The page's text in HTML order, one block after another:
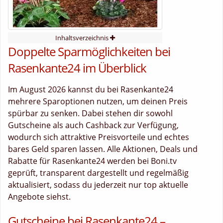
Inhaltsverzeichnis
Doppelte Sparmöglichkeiten bei
Rasenkante24 im Überblick
Im August 2026 kannst du bei Rasenkante24
mehrere Sparoptionen nutzen, um deinen Preis
spürbar zu senken. Dabei stehen dir sowohl
Gutscheine als auch Cashback zur Verfügung,
wodurch sich attraktive Preisvorteile und echtes
bares Geld sparen lassen. Alle Aktionen, Deals und
Rabatte für Rasenkante24 werden bei Boni.tv
geprüft, transparent dargestellt und regelmäßig
aktualisiert, sodass du jederzeit nur top aktuelle
Angebote siehst.